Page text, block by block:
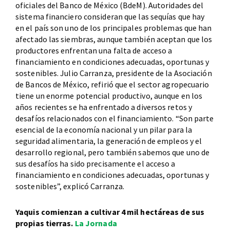
oficiales del Banco de México (BdeM). Autoridades del
sistema financiero consideran que las sequías que hay
en el país son uno de los principales problemas que han
afectado las siembras, aunque también aceptan que los
productores enfrentan una falta de acceso a
financiamiento en condiciones adecuadas, oportunas y
sostenibles. Julio Carranza, presidente de la Asociación
de Bancos de México, refirió que el sector agropecuario
tiene un enorme potencial productivo, aunque en los
años recientes se ha enfrentado a diversos retos y
desafíos relacionados con el financiamiento. “Son parte
esencial de la economía nacional y un pilar para la
seguridad alimentaria, la generación de empleos y el
desarrollo regional, pero también sabemos que uno de
sus desafíos ha sido precisamente el acceso a
financiamiento en condiciones adecuadas, oportunas y
sostenibles”, explicó Carranza.
Yaquis comienzan a cultivar 4 mil hectáreas de sus
propias tierras. La Jornada